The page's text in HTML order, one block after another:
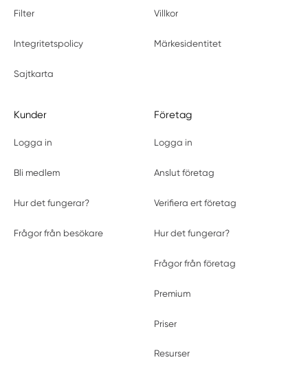
Filter Villkor
Integritetspolicy Märkesidentitet
Sajtkarta
Kunder
Logga in
Bli medlem
Hur det fungerar?
Frågor från besökare
Företag
Logga in
Anslut företag
Verifiera ert företag
Hur det fungerar?
Frågor från företag
Premium
Priser
Resurser